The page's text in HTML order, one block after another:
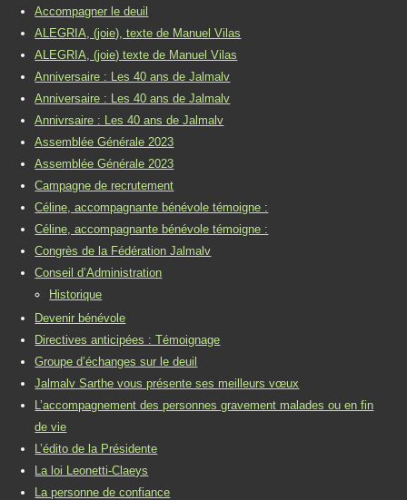
Accompagner le deuil
ALEGRIA, (joie), texte de Manuel Vilas
ALEGRIA, (joie) texte de Manuel Vilas
Anniversaire : Les 40 ans de Jalmalv
Anniversaire : Les 40 ans de Jalmalv
Annivrsaire : Les 40 ans de Jalmalv
Assemblée Générale 2023
Assemblée Générale 2023
Campagne de recrutement
Céline, accompagnante bénévole témoigne :
Céline, accompagnante bénévole témoigne :
Congrès de la Fédération Jalmalv
Conseil d’Administration
Historique
Devenir bénévole
Directives anticipées : Témoignage
Groupe d’échanges sur le deuil
Jalmalv Sarthe vous présente ses meilleurs vœux
L’accompagnement des personnes gravement malades ou en fin
de vie
L’édito de la Présidente
La loi Leonetti-Claeys
La personne de confiance